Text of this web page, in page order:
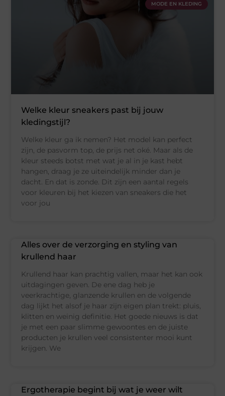
MODE EN KLEDING
Welke kleur sneakers past bij jouw
kledingstijl?
Welke kleur ga ik nemen? Het model kan perfect
zijn, de pasvorm top, de prijs net oké. Maar als de
kleur steeds botst met wat je al in je kast hebt
hangen, draag je ze uiteindelijk minder dan je
dacht. En dat is zonde. Dit zijn een aantal regels
voor kleuren bij het kiezen van sneakers die het
voor jou
Alles over de verzorging en styling van
krullend haar
Krullend haar kan prachtig vallen, maar het kan ook
uitdagingen geven. De ene dag heb je
veerkrachtige, glanzende krullen en de volgende
dag lijkt het alsof je haar zijn eigen plan trekt: pluis,
klitten en weinig definitie. Het goede nieuws is dat
je met een paar slimme gewoontes en de juiste
producten je krullen veel consistenter mooi kunt
krijgen. We
Ergotherapie begint bij wat je weer wilt